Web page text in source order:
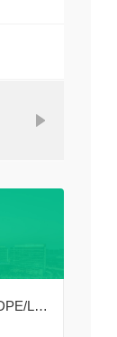
PE易揭铝箔热封膜可用于HDPE/LDPE材质试剂盒/PE软管密封你知道吗